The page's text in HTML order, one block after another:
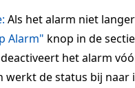
Als het alarm niet
Alarm" knop in de
het alarm
werkt de status bij naar